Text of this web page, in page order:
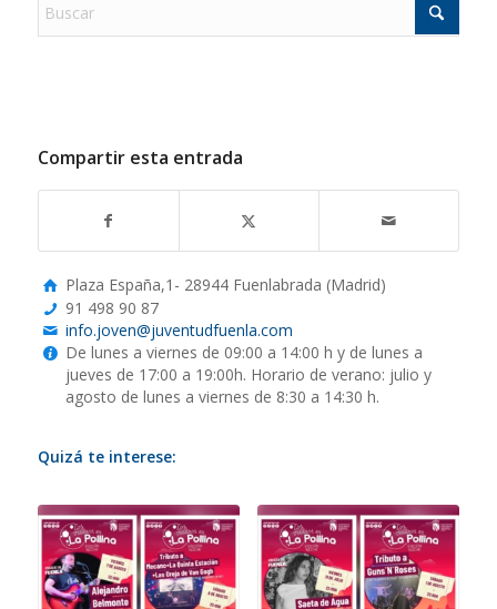
Compartir esta entrada
Plaza España,1- 28944 Fuenlabrada (Madrid)
91 498 90 87
info.joven@juventudfuenla.com
De lunes a viernes de 09:00 a 14:00 h y de lunes a
jueves de 17:00 a 19:00h. Horario de verano: julio y
agosto de lunes a viernes de 8:30 a 14:30 h.
Quizá te interese: